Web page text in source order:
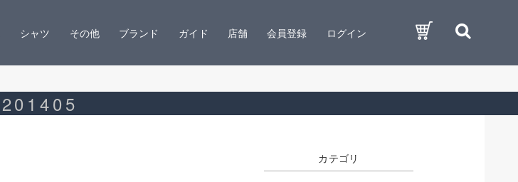
シャツ その他 ブランド ガイド 店舗 会員登録 ログイン
201405
カテゴリ